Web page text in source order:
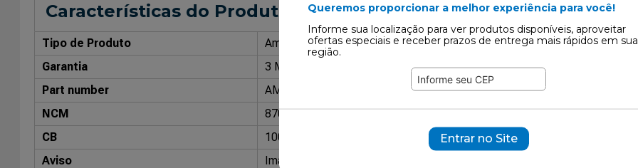
Queremos proporcionar a melhor experiência para você!
Informe sua localização para ver produtos disponíveis, aproveitar
ofertas especiais e receber prazos de entrega mais rápidos em sua
região.
Entrar no Site
Características do Produto
Tipo de Produto
Amortecedor de Suspensão
Garantia
3 Meses
Part number
AMT7288
NCM
87088000
CB
10098002350
Aviso
Imagens meramente ilustrativas.